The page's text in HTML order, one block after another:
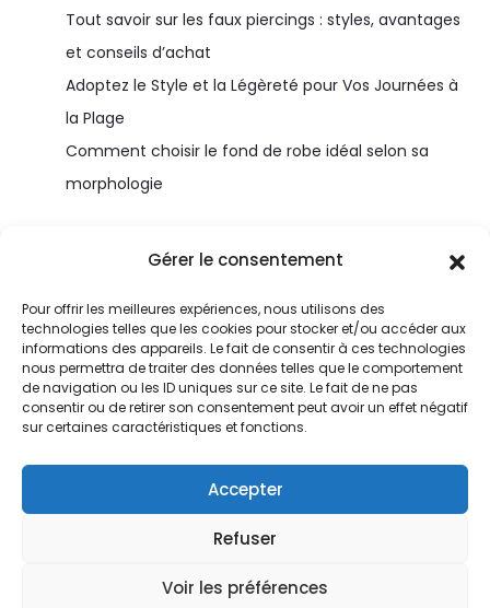
Gérer le consentement
Pour offrir les meilleures expériences, nous utilisons des
technologies telles que les cookies pour stocker et/ou accéder aux
informations des appareils. Le fait de consentir à ces technologies
nous permettra de traiter des données telles que le comportement
de navigation ou les ID uniques sur ce site. Le fait de ne pas
consentir ou de retirer son consentement peut avoir un effet négatif
sur certaines caractéristiques et fonctions.
Accepter
Refuser
Voir les préférences
Tout savoir sur les faux piercings : styles, avantages
et conseils d’achat
Adoptez le Style et la Légèreté pour Vos Journées à
la Plage
Comment choisir le fond de robe idéal selon sa
morphologie
© Home-magazine.fr
Conditions générales